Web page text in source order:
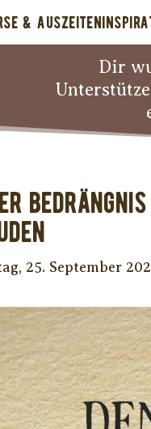
& AUSZEITEN
Dir
25. September